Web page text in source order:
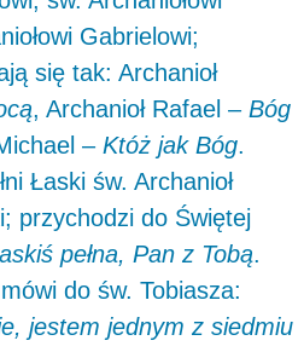
Gabrielowi;
się tak: Archanioł
, Archanioł Rafael – Bóg
– Któż jak Bóg.
Łaski św. Archanioł
przychodzi do Świętej
pełna, Pan z Tobą.
do św. Tobiasza:
jestem jednym z siedmiu